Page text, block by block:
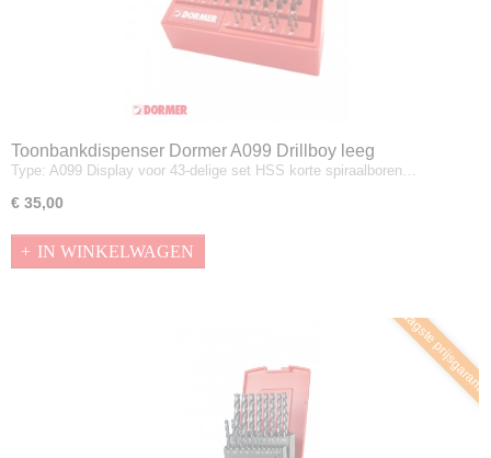
Toonbankdispenser Dormer A099 Drillboy leeg
Type: A099 Display voor 43-delige set HSS korte spiraalboren…
€ 35,00
IN WINKELWAGEN
Laagste